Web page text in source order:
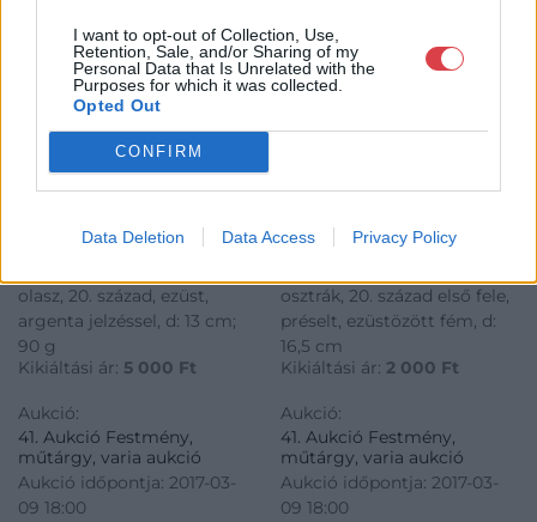
I want to opt-out of Collection, Use,
Retention, Sale, and/or Sharing of my
Personal Data that Is Unrelated with the
Purposes for which it was collected.
Opted Out
CONFIRM
Data Deletion Data Access Privacy Policy
FÉMTÁRGYAK
Hamutál
olasz, 20. század, ezüst,
argenta jelzéssel, d: 13 cm;
90 g
Kikiáltási ár: 5 000 Ft
Aukció:
41. Aukció Festmény,
műtárgy, varia aukció
Aukció időpontja: 2017-03-
09 18:00
FÉMTÁRGYAK
Kínáló
osztrák, 20. század első fele,
préselt, ezüstözött fém, d:
16,5 cm
Kikiáltási ár: 2 000 Ft
Aukció:
41. Aukció Festmény,
műtárgy, varia aukció
Aukció időpontja: 2017-03-
09 18:00